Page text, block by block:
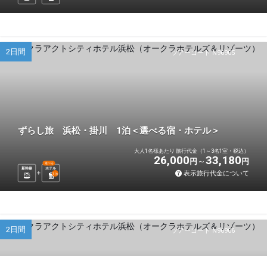
ツアーコード N96905
2日間
ずらし旅 浜松・掛川 1泊＜選べる宿・ホテル＞
新幹線 ホテル
選べる
1 泊
大人1名様あたり 旅行代金（1～3名1室・税込）
26,000 円 33,180 円
表示旅行代金について
ツアーコード N96906
2日間